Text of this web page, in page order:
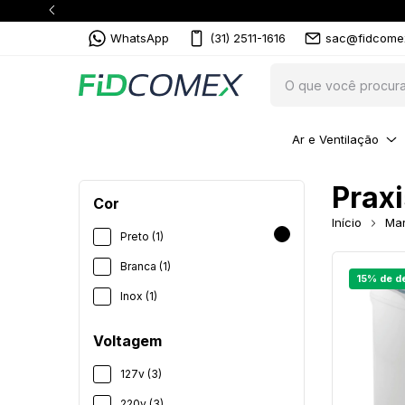
WhatsApp (31) 2511-1616
Ar e Ventilação
Cor
Preto (1)
Branca (1)
Inox (1)
Voltagem
127v (3)
Início